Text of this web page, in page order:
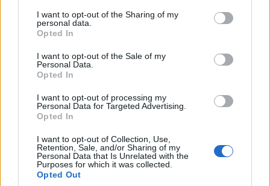
I want to opt-out of the Sharing of my
personal data.
Opted In
I want to opt-out of the Sale of my
Personal Data.
Opted In
I want to opt-out of processing my
Personal Data for Targeted Advertising.
Opted In
I want to opt-out of Collection, Use,
Retention, Sale, and/or Sharing of my
Personal Data that Is Unrelated with the
Purposes for which it was collected.
Opted Out
considerat expert de top în probleme rusești, a
luat șpăgi de 600.000 de euro de la Moscova!
spune Armand Goșu
Armand Goșu